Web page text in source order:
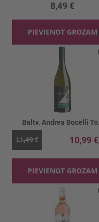
8,49 €
PIEVIENOT GROZAM
11,49 € 10,99 €
PIEVIENOT GROZAM